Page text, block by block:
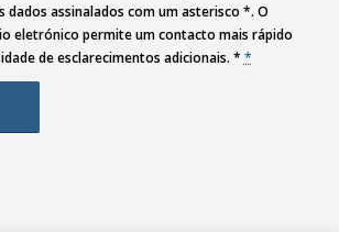
dados assinalados com um asterisco *. O
eletrónico permite um contacto mais rápido
de esclarecimentos adicionais. * *